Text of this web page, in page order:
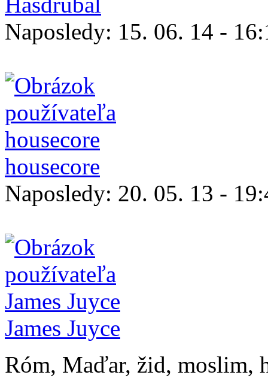
Naposledy: 15. 06. 14 -
housecore
Naposledy: 20. 05. 13 -
James Juyce
Róm, Maďar, žid, moslim,